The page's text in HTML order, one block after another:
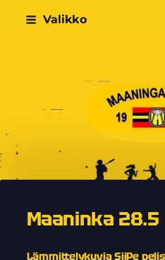
Siirry
Valikko
Maaninka 28.5
Lämmittelykuvia SiiPe